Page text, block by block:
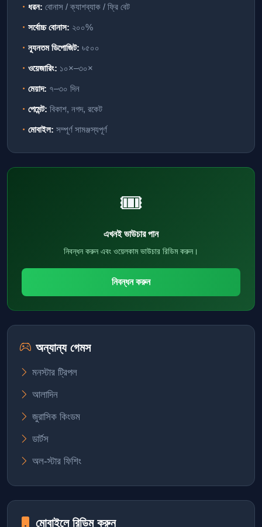
ধরন: বোনাস / ক্যাশব্যাক / ফ্রি বেট
সর্বোচ্চ বোনাস: ২০০%
ন্যূনতম ডিপোজিট: ৳৫০০
ওয়েজারিং: ১০×–৩০×
মেয়াদ: ৭–৩০ দিন
পেমেন্ট: বিকাশ, নগদ, রকেট
মোবাইল: সম্পূর্ণ সামঞ্জস্যপূর্ণ
🎟️
এখনই ভাউচার পান
নিবন্ধন করুন এবং ওয়েলকাম ভাউচার রিডিম করুন।
নিবন্ধন করুন
অন্যান্য গেমস
মনস্টার ট্রিপল
আলাদিন
জুরাসিক কিংডম
ডার্টস
অল-স্টার ফিশিং
মোবাইলে রিডিম করুন